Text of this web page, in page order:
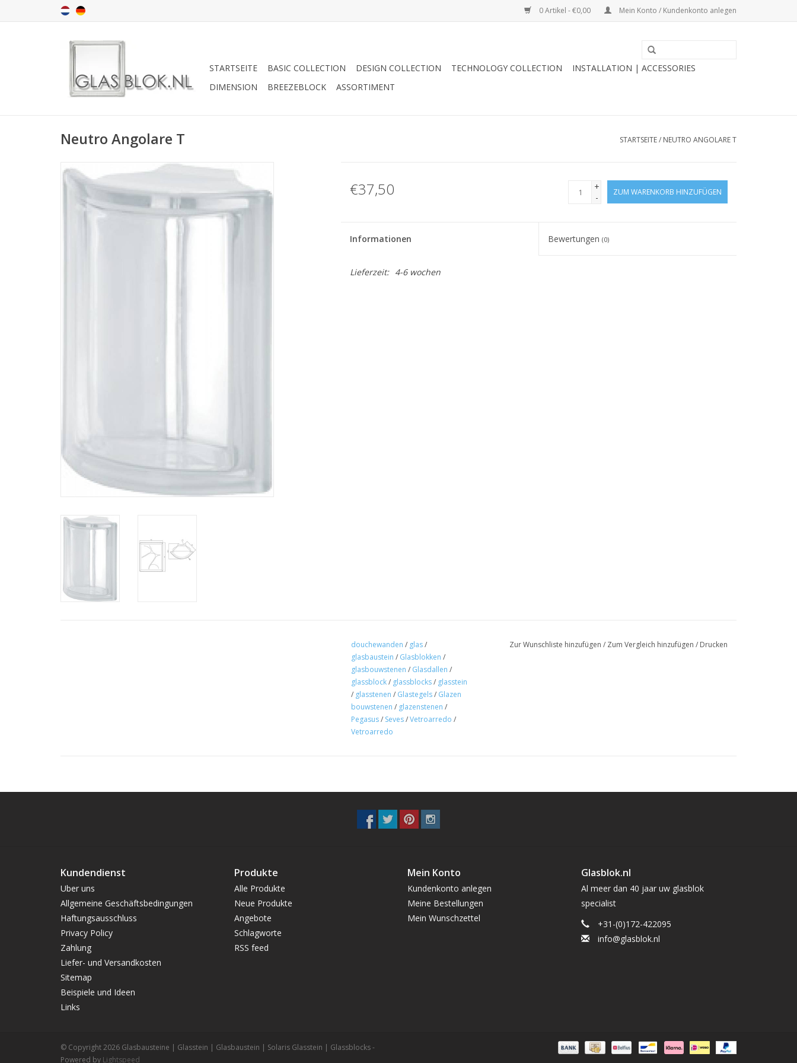
0 Artikel - €0,00 Mein Konto / Kundenkonto anlegen
STARTSEITE BASIC COLLECTION DESIGN COLLECTION TECHNOLOGY COLLECTION
INSTALLATION | ACCESSORIES
DIMENSION
BREEZEBLOCK ASSORTIMENT
Neutro Angolare T STARTSEITE/ NEUTRO ANGOLARE T
€37,50
+
-
ZUM WARENKORB HINZUFÜGEN
Informationen Bewertungen(0)
Lieferzeit: 4-6 wochen
douchewanden / glas/
glasbaustein / Glasblokken /
glasbouwstenen / Glasdallen /
glassblock/ glassblocks/ glasstein
/ glasstenen / Glastegels/ Glazen
bouwstenen / glazenstenen /
Pegasus/ Seves/Vetroarredo /
Vetroarredo
Zur Wunschliste hinzufügen / Zum Vergleich hinzufügen / Drucken
Kundendienst
Uber uns
Allgemeine Geschäftsbedingungen
Haftungsausschluss
Privacy Policy
Zahlung
Liefer- und Versandkosten
Sitemap
Beispiele und Ideen
Links
Produkte
Alle Produkte
Neue Produkte
Angebote
Schlagworte
RSS feed
Mein Konto
Kundenkonto anlegen
Meine Bestellungen
Mein Wunschzettel
Glasblok.nl
Al meer dan 40 jaar uw glasblok
specialist
+31-(0)172-422095
info@glasblok.nl
© Copyright 2026 Glasbausteine | Glasstein | Glasbaustein | Solaris Glasstein | Glassblocks -
Powered by Lightspeed